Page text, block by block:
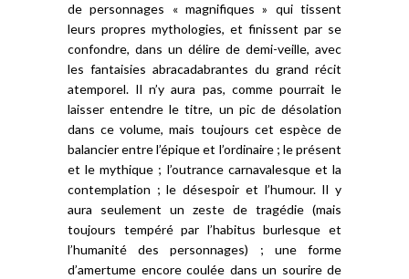
de personnages « magnifiques » qui tissent
leurs propres mythologies, et finissent par se
confondre, dans un délire de demi-veille, avec
les fantaisies abracadabrantes du grand récit
atemporel. Il n’y aura pas, comme pourrait le
laisser entendre le titre, un pic de désolation
dans ce volume, mais toujours cet espèce de
balancier entre l’épique et l’ordinaire ; le présent
et le mythique ; l’outrance carnavalesque et la
contemplation ; le désespoir et l’humour. Il y
aura seulement un zeste de tragédie (mais
toujours tempéré par l’habitus burlesque et
l’humanité des personnages) ; une forme
d’amertume encore coulée dans un sourire de